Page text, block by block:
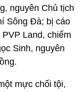
nguyên Chủ tịch
Sông Đà; bị cáo
Land, chiếm
Sinh, nguyên
mực chối tội,